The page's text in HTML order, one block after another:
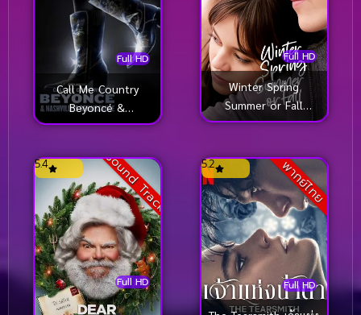
Full HD
Call Me Country
Beyoncé &
Nashville’s
Full HD
Winter Spring
Summer or Fall
(2024)
Sound Track
Full HD
5.4 พากย์ไทย
Full HD
5.2